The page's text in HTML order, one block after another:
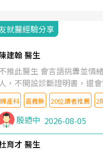
就醫經驗分享
建翰 醫生
推此醫生 會言語挑釁並情
，不開設診斷證明書，還
判斷！
婦產科 嘉義縣 20位讀者推薦 2
殷迺中 2026-08-05
育才 醫生